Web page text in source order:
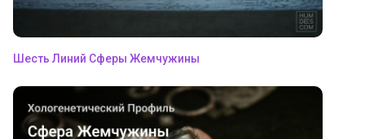
Шесть Линий Сферы Жемчужины